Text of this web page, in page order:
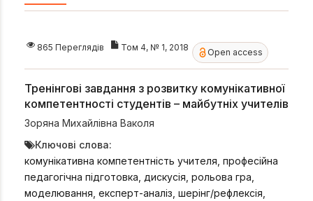
865 Переглядів Том 4, № 1, 2018 Open access
Тренінгові завдання з розвитку комунікативної
компетентності студентів – майбутніх учителів
Зоряна Михайлівна Ваколя
Ключові слова:
комунікативна компетентність учителя, професійна
педагогічна підготовка, дискусія, рольова гра,
моделювання, експерт-аналіз, шерінг/рефлексія,